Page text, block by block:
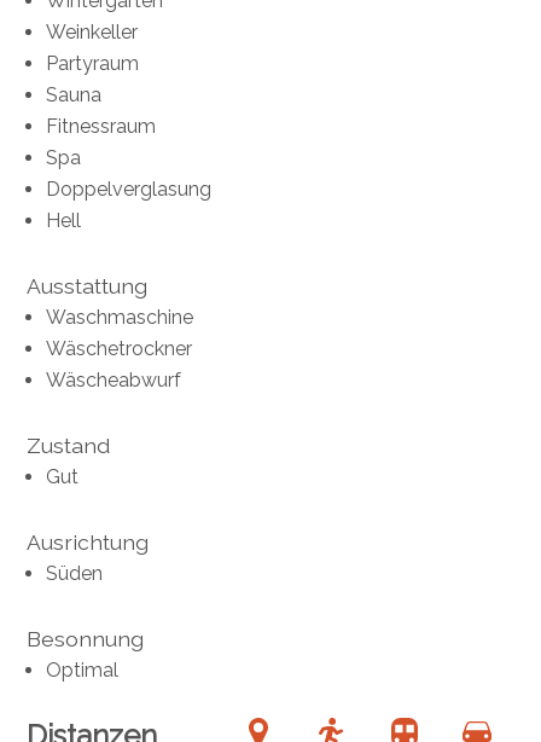
Weinkeller
Partyraum
Sauna
Fitnessraum
Spa
Doppelverglasung
Hell
Ausstattung
Waschmaschine
Wäschetrockner
Wäscheabwurf
Zustand
Gut
Ausrichtung
Süden
Besonnung
Optimal
Distanzen